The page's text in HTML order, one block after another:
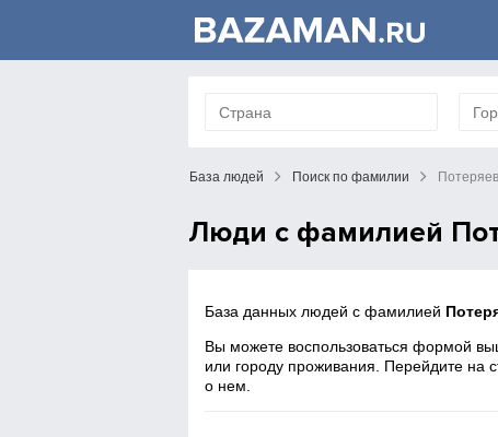
База людей Поиск по фамилии Потеряев
Люди с фамилией
База данных людей с фамилией
Вы можете воспользоваться формой
или городу проживания. Перейдите на
о нем.